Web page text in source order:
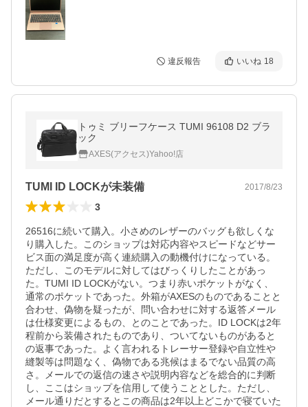
違反報告 いいね 18
トゥミ ブリーフケース TUMI 96108 D2 ブラ
ック
AXES(アクセス)Yahoo!店
TUMI ID LOCKが未装備 2017/8/23
3
26516に続いて購入。小さめのレザーのバッグも欲しくな
り購入した。このショップは対応内容やスピードなどサー
ビス面の満足度が高く連続購入の動機付けになっている。
ただし、このモデルに対してはびっくりしたことがあっ
た。TUMI ID LOCKがない。つまり赤いポケットがなく、
通常のポケットであった。外箱がAXESのものであることと
合わせ、偽物を疑ったが、問い合わせに対する返答メール
は仕様変更によるもの、とのことであった。ID LOCKは2年
程前から装備されたものであり、ついてないものがあると
の返事であった。よく言われるトレーサー登録や自立性や
縫製等は問題なく、偽物である兆候はまるでない品質の高
さ。メールでの返信の速さや説明内容などを総合的に判断
し、ここはショップを信用して使うこととした。ただし、
メール通りだとするとこの商品は2年以上どこかで寝ていた